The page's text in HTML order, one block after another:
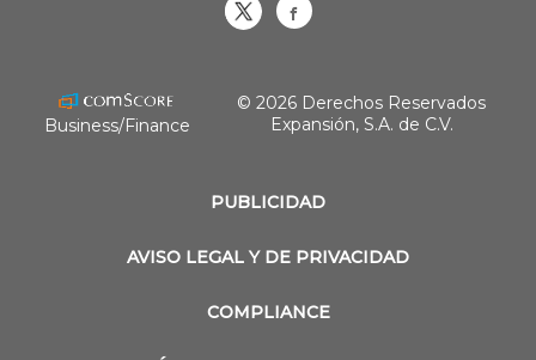
PUBLICIDAD
AVISO LEGAL Y DE PRIVACIDAD
COMPLIANCE
Business/Finance
© 2026 Derechos Reservados
Expansión, S.A. de C.V.